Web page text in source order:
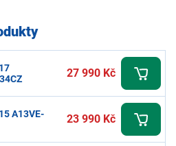
27 990 Kč
A13VE-
23 990 Kč